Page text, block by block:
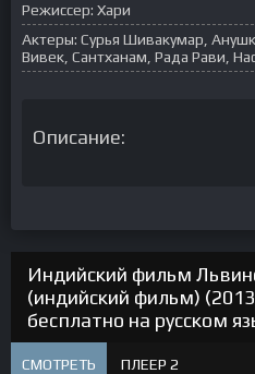
Режиссер: Хари
Актеры: Сурья Шивакумар,
Вивек, Сантханам, Рада Рави,
Описание:
Индийский фильм
(индийский фильм)
бесплатно на русском
СМОТРЕТЬ ПЛЕЕР 2